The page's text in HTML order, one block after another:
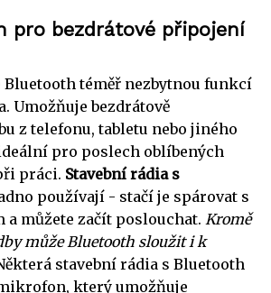
pro bezdrátové připojení
Bluetooth téměř nezbytnou funkcí
Umožňuje bezdrátově
z telefonu, tabletu nebo jiného
pro poslech oblíbených
práci. Stavební rádia s
používají - stačí je spárovat s
a můžete začít poslouchat. Kromě
může Bluetooth sloužit i k
stavební rádia s Bluetooth
který umožňuje